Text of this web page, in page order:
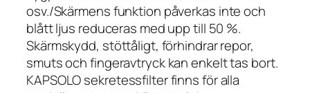
osv./Skärmens funktion påverkas inte och
blått ljus reduceras med upp till 50 %.
Skärmskydd, stöttåligt, förhindrar repor,
smuts och fingeravtryck kan enkelt tas bort.
KAPSOLO sekretessfilter finns för alla